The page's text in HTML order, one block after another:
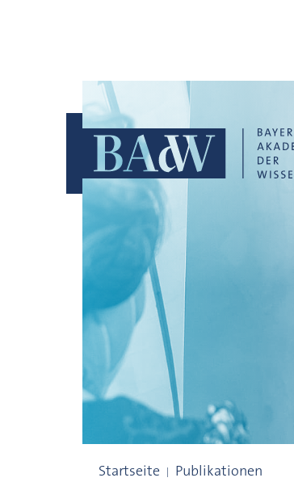
Startseite Publikationen